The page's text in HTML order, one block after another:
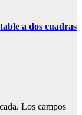
a dos cuadras
Los campos